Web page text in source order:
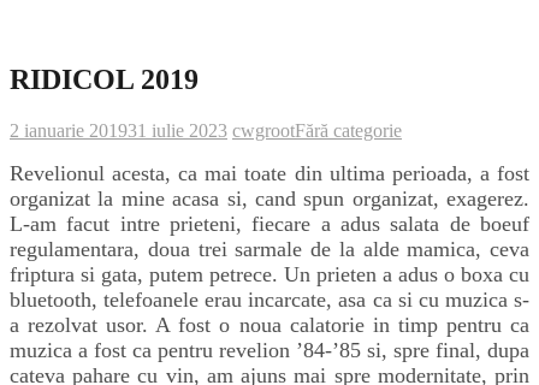
RIDICOL 2019
2 ianuarie 201931 iulie 2023 cwgrootFără categorie
Revelionul acesta, ca mai toate din ultima perioada, a fost
organizat la mine acasa si, cand spun organizat, exagerez.
L-am facut intre prieteni, fiecare a adus salata de boeuf
regulamentara, doua trei sarmale de la alde mamica, ceva
friptura si gata, putem petrece. Un prieten a adus o boxa cu
bluetooth, telefoanele erau incarcate, asa ca si cu muzica s-
a rezolvat usor. A fost o noua calatorie in timp pentru ca
muzica a fost ca pentru revelion ’84-’85 si, spre final, dupa
cateva pahare cu vin, am ajuns mai spre modernitate, prin